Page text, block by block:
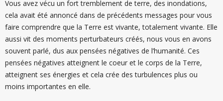
Vous avez vécu un fort tremblement de terre, des inondations,
cela avait été annoncé dans de précédents messages pour vous
faire comprendre que la Terre est vivante, totalement vivante. Elle
aussi vit des moments perturbateurs créés, nous vous en avons
souvent parlé, dus aux pensées négatives de l’humanité. Ces
pensées négatives atteignent le coeur et le corps de la Terre,
atteignent ses énergies et cela crée des turbulences plus ou
moins importantes en elle.